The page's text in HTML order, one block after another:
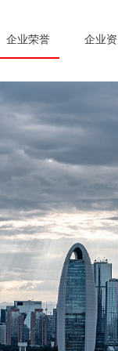
企业荣誉 企业